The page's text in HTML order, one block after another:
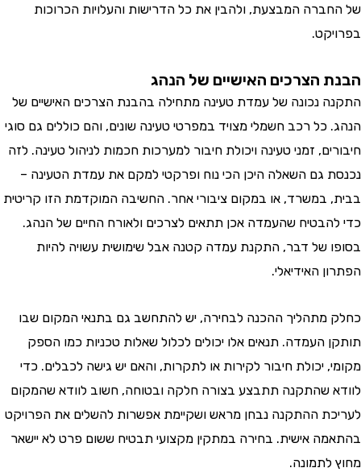
החברה המבצעת, ולהבין את כל הדרישות והעלויות הכרוכות
הצרכים האישיים של הנהג
נכונה של עמדת טעינה מתחילה בהבנת הצרכים האישיים של
כל רכב חשמלי מצויד במפרטי טעינה שונים, והם כוללים גם סוגי
זמני טעינה ויכולת חיבור למערכות חכמות לניהול טעינה. לזה
גם השאלה היכן הכי נוח ופרקטי למקם את עמדת הטעינה –
במשרד, או במקום ציבורי אחר. החשיבה המוקדמת הזו קריטית
להבטיח שהעמדה אכן תתאים לצרכים ולאורח החיים של הנהג.
של דבר, התקנת עמדה קטנה אבל שימושית עשויה להיות
האידיאלי.
מתהליך ההכנה לבחירה, יש להתחשב גם בתנאי המקום שבו
העמדה. תנאים אלו יכולים לכלול שאלות טכניות כמו הספק
יכולת חיבור לקירות או לתקרות, והאם יש גישה לכבלים. כדי
שהתקנה תתבצע בצורה חלקה ובטוחה, חשוב לוודא שהמקום
ההתקנה נבחן מראש ושקיימת אפשרות להשלים את הפרויקט
אישית. בחירה במתקין מקצועי תבטיח ששום פרט לא יישאר
לתמונה.